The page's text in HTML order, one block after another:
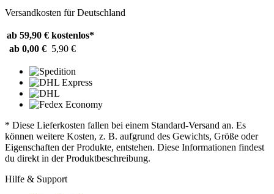
Versandkosten für Deutschland
ab 59,90 € kostenlos*
ab 0,00 € 5,90 €
* Diese Lieferkosten fallen bei einem Standard-Versand an. Es
können weitere Kosten, z. B. aufgrund des Gewichts, Größe oder
Eigenschaften der Produkte, entstehen. Diese Informationen findest
du direkt in der Produktbeschreibung.
Hilfe & Support